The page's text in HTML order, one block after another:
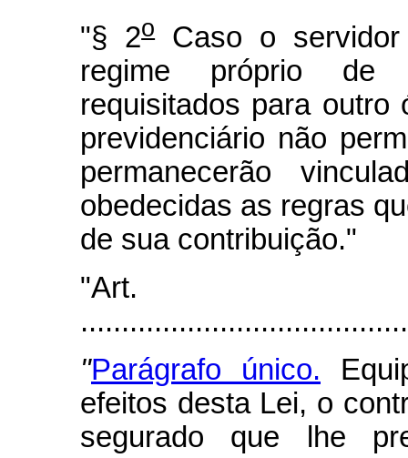
"§ 2oCaso o servidor
regime próprio de
requisitados para outro
previdenciário não
permanecerão
obedecidas as regras
de sua contribuição."
"Parágrafo único.
efeitos desta Lei, o
segurado que lhe